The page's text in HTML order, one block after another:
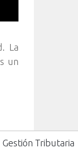
La
un
Gestión Tributaria